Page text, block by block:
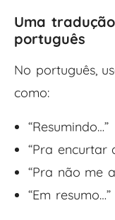
Uma
português
No português,
como:
“Resumindo…”
“Pra encurtar
“Pra não me
“Em resumo…”